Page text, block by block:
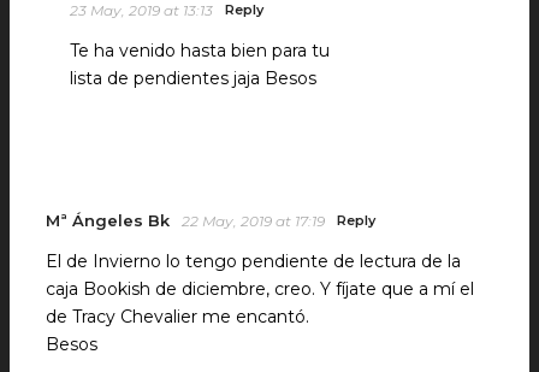
23 May, 2019 at 13:13 Reply
Te ha venido hasta bien para tu
lista de pendientes jaja Besos
Mª Ángeles Bk 22 May, 2019 at 17:19 Reply
El de Invierno lo tengo pendiente de lectura de la
caja Bookish de diciembre, creo. Y fíjate que a mí el
de Tracy Chevalier me encantó.
Besos